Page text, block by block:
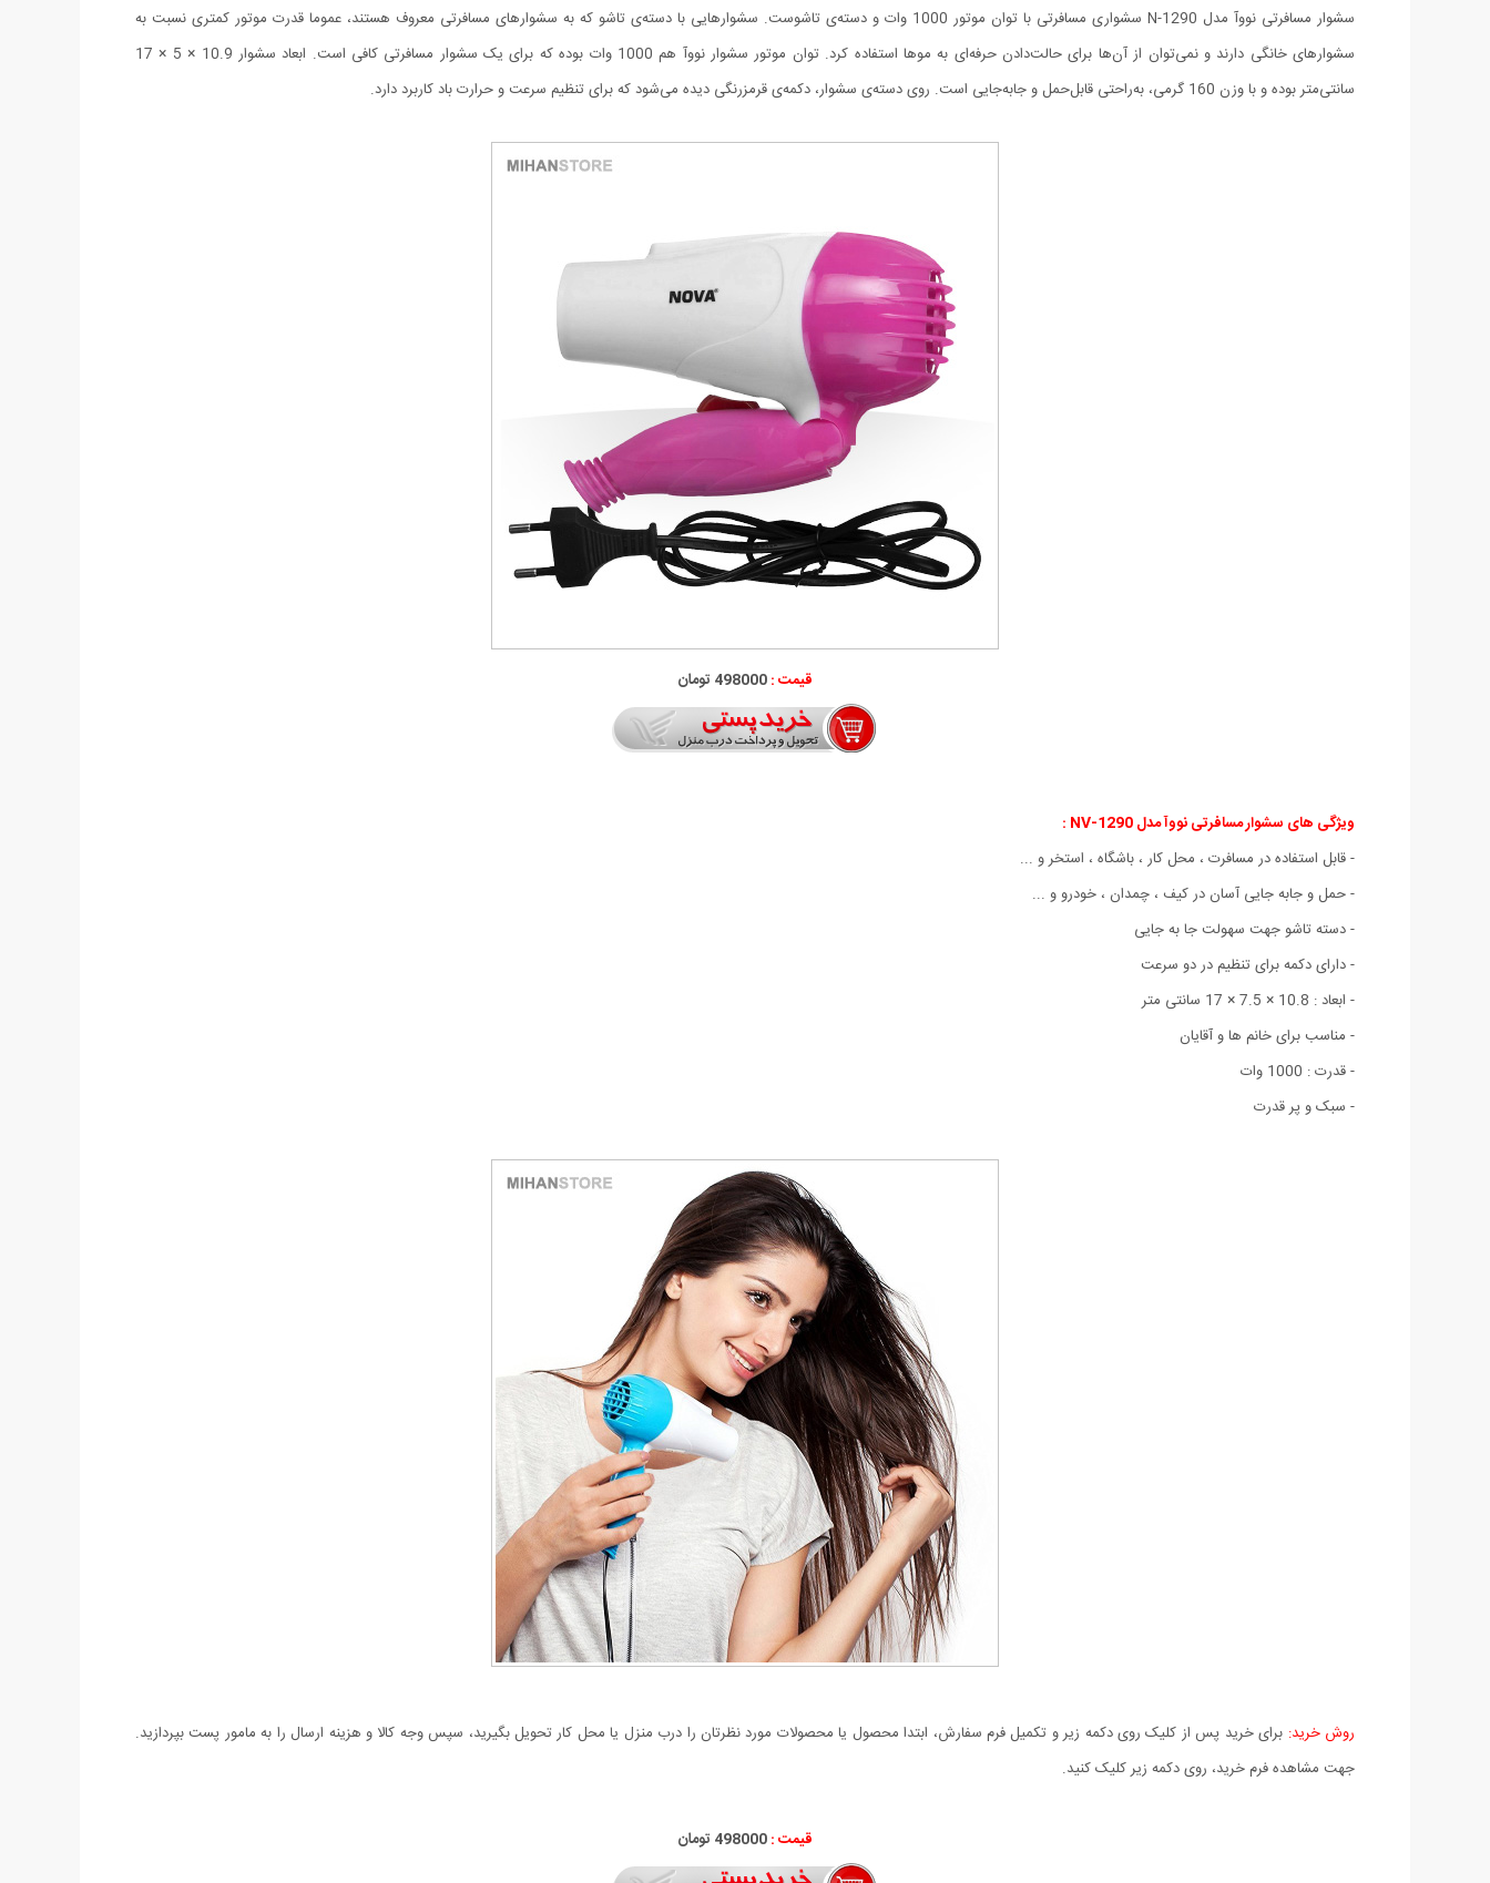
سشوار مسافرتی نووآ مدل N-1290 سشواری مسافرتی با توان موتور 1000 وات و دسته‌ی تاشوست. سشوارهایی با دسته‌ی تاشو که به سشوارهای مسافرتی معروف هستند، عموما قدرت موتور کمتری نسبت به
سشوارهای خانگی دارند و نمی‌توان از آن‌ها برای حالت‌دادن حرفه‌ای به موها استفاده کرد. توان موتور سشوار نووآ هم 1000 وات بوده که برای یک سشوار مسافرتی کافی است. ابعاد سشوار 10.9 × 5 × 17
سانتی‌متر بوده و با وزن 160 گرمی، به‌راحتی قابل‌حمل و جابه‌جایی است. روی دسته‌ی سشوار، دکمه‌ی قرمزرنگی دیده می‌شود که برای تنظیم سرعت و حرارت باد کاربرد دارد.
قیمت :498000 تومان
ویژگی های سشوار مسافرتی نووآ مدل NV-1290
:
- قابل استفاده در مسافرت ، محل کار ، باشگاه ، استخر و ...
- حمل و جابه جایی آسان در کیف ، چمدان ، خودرو و ...
- دسته تاشو جهت سهولت جا به جایی
- دارای دکمه برای تنظیم در دو سرعت
- ابعاد : 10.8 × 7.5 × 17 سانتی متر
- مناسب برای خانم ها و آقایان
- قدرت : 1000 وات
- سبک و پر قدرت
روش خرید: برای خرید پس از کلیک روی دکمه زیر و تکمیل فرم سفارش، ابتدا محصول یا محصولات مورد نظرتان را درب منزل یا محل کار تحویل بگیرید، سپس وجه کالا و هزینه ارسال را به مامور پست بپردازید.
جهت مشاهده فرم خرید، روی دکمه زیر کلیک کنید.
قیمت :498000 تومان